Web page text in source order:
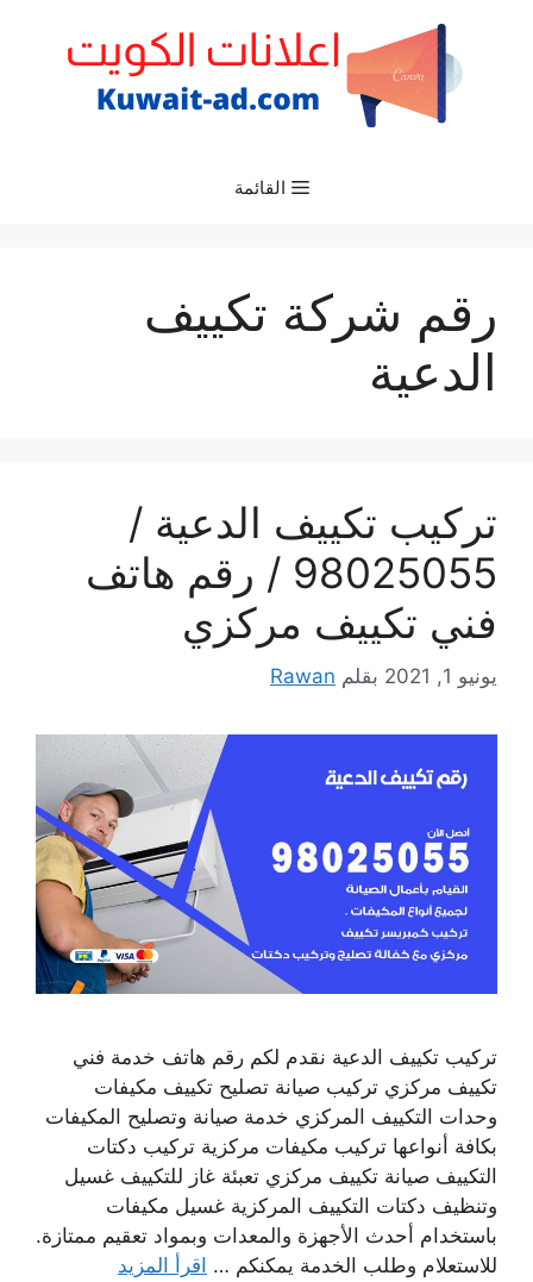
القائمة
رقم شركة تكييف
الدعية
تركيب تكييف الدعية /
98025055 / رقم هاتف
فني تكييف مركزي
يونيو 1, 2021 بقلم Rawan
تركيب تكييف الدعية نقدم لكم رقم هاتف خدمة فني
تكييف مركزي تركيب صيانة تصليح تكييف مكيفات
وحدات التكييف المركزي خدمة صيانة وتصليح المكيفات
بكافة أنواعها تركيب مكيفات مركزية تركيب دكتات
التكييف صيانة تكييف مركزي تعبئة غاز للتكييف غسيل
وتنظيف دكتات التكييف المركزية غسيل مكيفات
باستخدام أحدث الأجهزة والمعدات وبمواد تعقيم ممتازة.
للاستعلام وطلب الخدمة يمكنكم … اقرأ المزيد